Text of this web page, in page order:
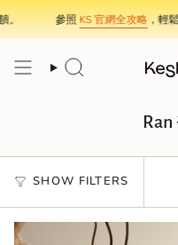
Skip
to
content
參照KS 官網全攻略，輕鬆
Search
SHOW FILTERS